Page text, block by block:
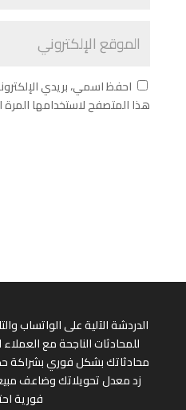
احفظ اسمي، بريدي
هذا المتصفح لاستخدامها
الدردشة الآلية على الواتساب
للمحادثات الناجحة مع
محادثاتك بشكل فوري بشراكة
زد معدل تحويلاتك وضاعف
فورية